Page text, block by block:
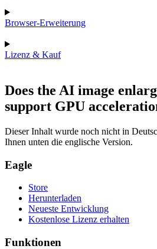
Browser-Erweiterung
Lizenz & Kauf
Does the AI image
support GPU
Dieser Inhalt wurde noch nicht in
Ihnen unten die englische Version.
Eagle
Store
Herunterladen
Neueste Entwicklung
Kostenlose Lizenz erhalten
Funktionen